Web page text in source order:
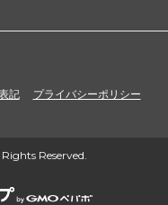
記 プライバシーポリシー
Reserved.